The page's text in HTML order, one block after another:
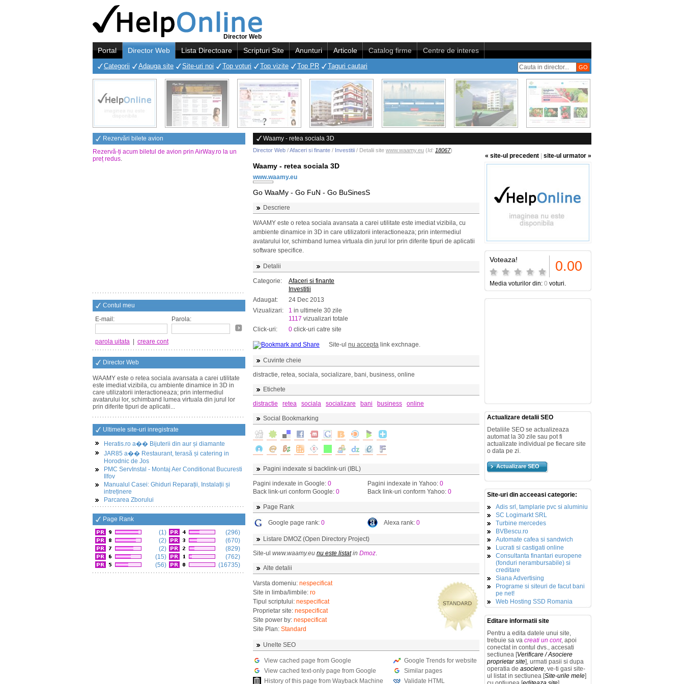
Director Web
Portal Director Web Lista Directoare Scripturi Site Anunturi Articole Catalog firme Centre de interes
Categorii Adauga site Site-uri noi Top voturi Top vizite Top PR Taguri cautari
Rezervări bilete avion
Rezervă-ți acum biletul de avion prin AirWay.ro la un
preț redus.
Contul meu
E-mail:
Parola:
parola uitata creare cont
Director Web
WAAMY este o retea sociala avansata a carei utilitate
este imediat vizibila, cu ambiente dinamice in 3D in
care utilizatorii interactioneaza; prin intermediul
avatarului lor, schimband lumea virtuala din jurul lor
prin diferite tipuri de aplicatii...
Ultimele site-uri inregistrate
Heratis.ro a�� Bijuterii din aur și diamante
JAR85 a�� Restaurant, terasă și catering in
Horodnic de Jos
PMC ServInstal - Montaj Aer Conditionat Bucuresti
Ilfov
Manualul Casei: Ghiduri Reparații, Instalații și
intreținere
Parcarea Zborului
Page Rank
(1)
(2)
(2)
(15)
(56)
(296)
(670)
(829)
(762)
(16735)
Waamy - retea sociala 3D
Director Web /Afaceri si finante / Investitii / Detalii site www.waamy.eu (Id: 18067)
« site-ul precedent site-ul urmator »
Waamy - retea sociala 3D
www.waamy.eu
Go WaaMy - Go FuN - Go BuSinesS
Descriere
WAAMY este o retea sociala avansata a carei utilitate este imediat vizibila, cu
ambiente dinamice in 3D in care utilizatorii interactioneaza; prin intermediul
avatarului lor, schimband lumea virtuala din jurul lor prin diferite tipuri de aplicatii
software specifice.
Detalii
Categorie:
Afaceri si finante
Investitii
Adaugat:
24 Dec 2013
Vizualizari:
1 in ultimele 30 zile
1117 vizualizari totale
Click-uri:
0 click-uri catre site
Site-ul nu accepta link exchnage.
Cuvinte cheie
distractie, retea, sociala, socializare, bani, business, online
Etichete
distractie
retea sociala socializare bani business online
Social Bookmarking
Pagini indexate si backlink-uri (IBL)
Pagini indexate in Google: 0
Back link-uri conform Google: 0
Pagini indexate in Yahoo: 0
Back link-uri conform Yahoo: 0
Page Rank
Google page rank: 0 Alexa rank: 0
Listare DMOZ (Open Directory Project)
Site-ul www.waamy.eu nu este listatin Dmoz.
Alte detalii
Varsta domeniu: nespecificat
Site in limba/limbile: ro
Tipul scriptului: nespecificat
Proprietar site: nespecificat
Site power by: nespecificat
Site Plan: Standard
Unelte SEO
View cached page from Google
View cached text-only page from Google
History of this page from Wayback Machine
Google Trends for website
Similar pages
Validate HTML
Voteaza! 0.00
Media voturilor din: 0 voturi.
Actualizare detalii SEO
Detaliile SEO se actualizeaza
automat la 30 zile sau pot fi
actualizate individual pe fiecare site
o data pe zi.
Actualizare SEO
Site-uri din acceeasi categorie:
Adis srl, tamplarie pvc si aluminiu
SC Logimarkt SRL
Turbine mercedes
BVBescu.ro
Automate cafea si sandwich
Lucrati si castigati online
Consultanta finantari europene
(fonduri nerambursabile) si
creditare
Siana Advertising
Programe si siteuri de facut bani
pe net!
Web Hosting SSD Romania
Editare informatii site
Pentru a edita datele unui site,
trebuie sa va creati un cont, apoi
conectat in contul dvs., accesati
sectiunea [Verificare / Asociere
proprietar site], urmati pasii si dupa
operatia de asociere, ve-ti gasi site-
ul listat in sectiunea [Site-urile mele]